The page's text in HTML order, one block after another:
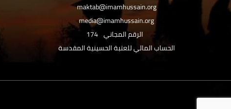
maktab@imamhussain.org
media@imamhussain.org
الرقم المجاني 174
الحساب المالي للعتبة الحسينية المقدسة